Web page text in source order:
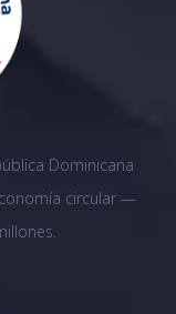
Dominicana
circular —